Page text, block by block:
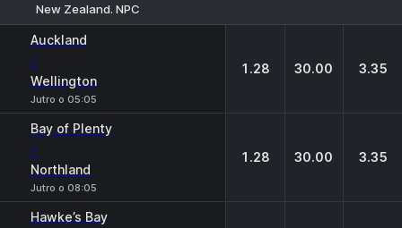
New Zealand. NPC
Auckland
-
Wellington
Jutro o 05:05
1.28 30.00 3.35
Bay of Plenty
-
Northland
Jutro o 08:05
1.28 30.00 3.35
Hawke’s Bay